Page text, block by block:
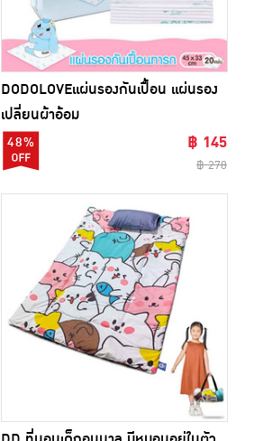
DODOLOVEแผ่นรองกันเปื้อน แผ่นรอง
เปลี่ยนผ้าอ้อม
48% ฿ 145
฿ 278